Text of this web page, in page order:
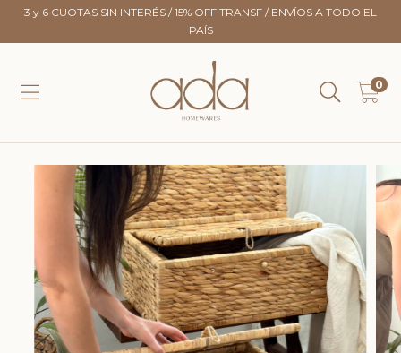
3 y 6 CUOTAS SIN INTERÉS / 15% OFF TRANSF / ENVÍOS A TODO EL
PAÍS
0